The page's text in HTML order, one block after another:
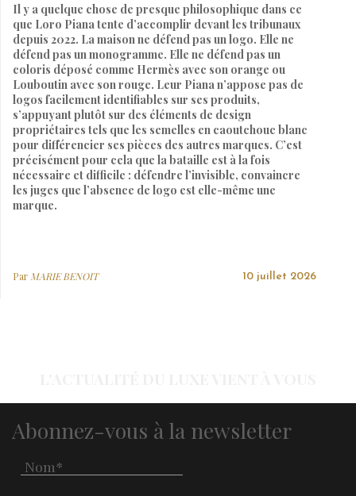
Il y a quelque chose de presque philosophique dans ce
que Loro Piana tente d’accomplir devant les tribunaux
depuis 2022. La maison ne défend pas un logo. Elle ne
défend pas un monogramme. Elle ne défend pas un
coloris déposé comme Hermès avec son orange ou
Louboutin avec son rouge. Leur Piana n’appose pas de
logos facilement identifiables sur ses produits,
s’appuyant plutôt sur des éléments de design
propriétaires tels que les semelles en caoutchouc blanc
pour différencier ses pièces des autres marques. C’est
précisément pour cela que la bataille est à la fois
nécessaire et difficile : défendre l’invisible, convaincre
les juges que l’absence de logo est elle-même une
marque.
Par MARIE BENOIT 10 juillet 2026
Abonnez-vous à la newsletter